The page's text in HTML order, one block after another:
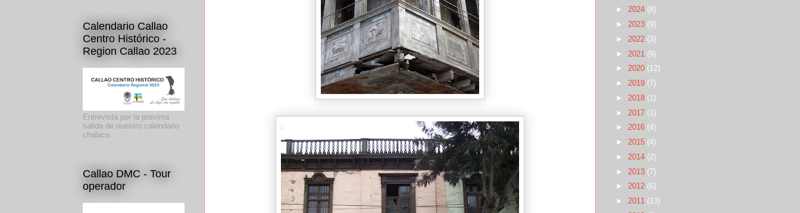
Calendario Callao
Centro Histórico -
Region Callao 2023
Entrevista por la proxima
salida de nuestro calendario
chalaco.
Callao DMC - Tour
operador
► 2024 (8)
► 2023 (9)
► 2022 (3)
► 2021 (9)
► 2020 (12)
► 2019 (7)
► 2018 (1)
► 2017 (1)
► 2016 (4)
► 2015 (4)
► 2014 (2)
► 2013 (7)
► 2012 (6)
► 2011 (13)